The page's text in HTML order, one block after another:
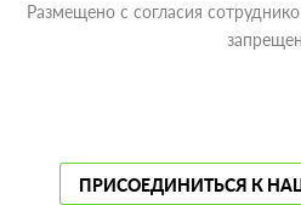
Размещено с согласия
ПРИСОЕДИНИТЬСЯ К